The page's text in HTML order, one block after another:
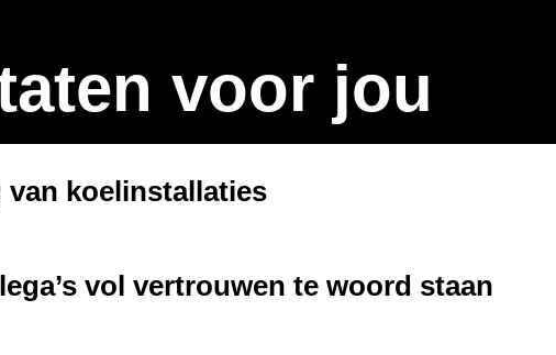
voor jou
koelinstallaties
vol vertrouwen te woord staan